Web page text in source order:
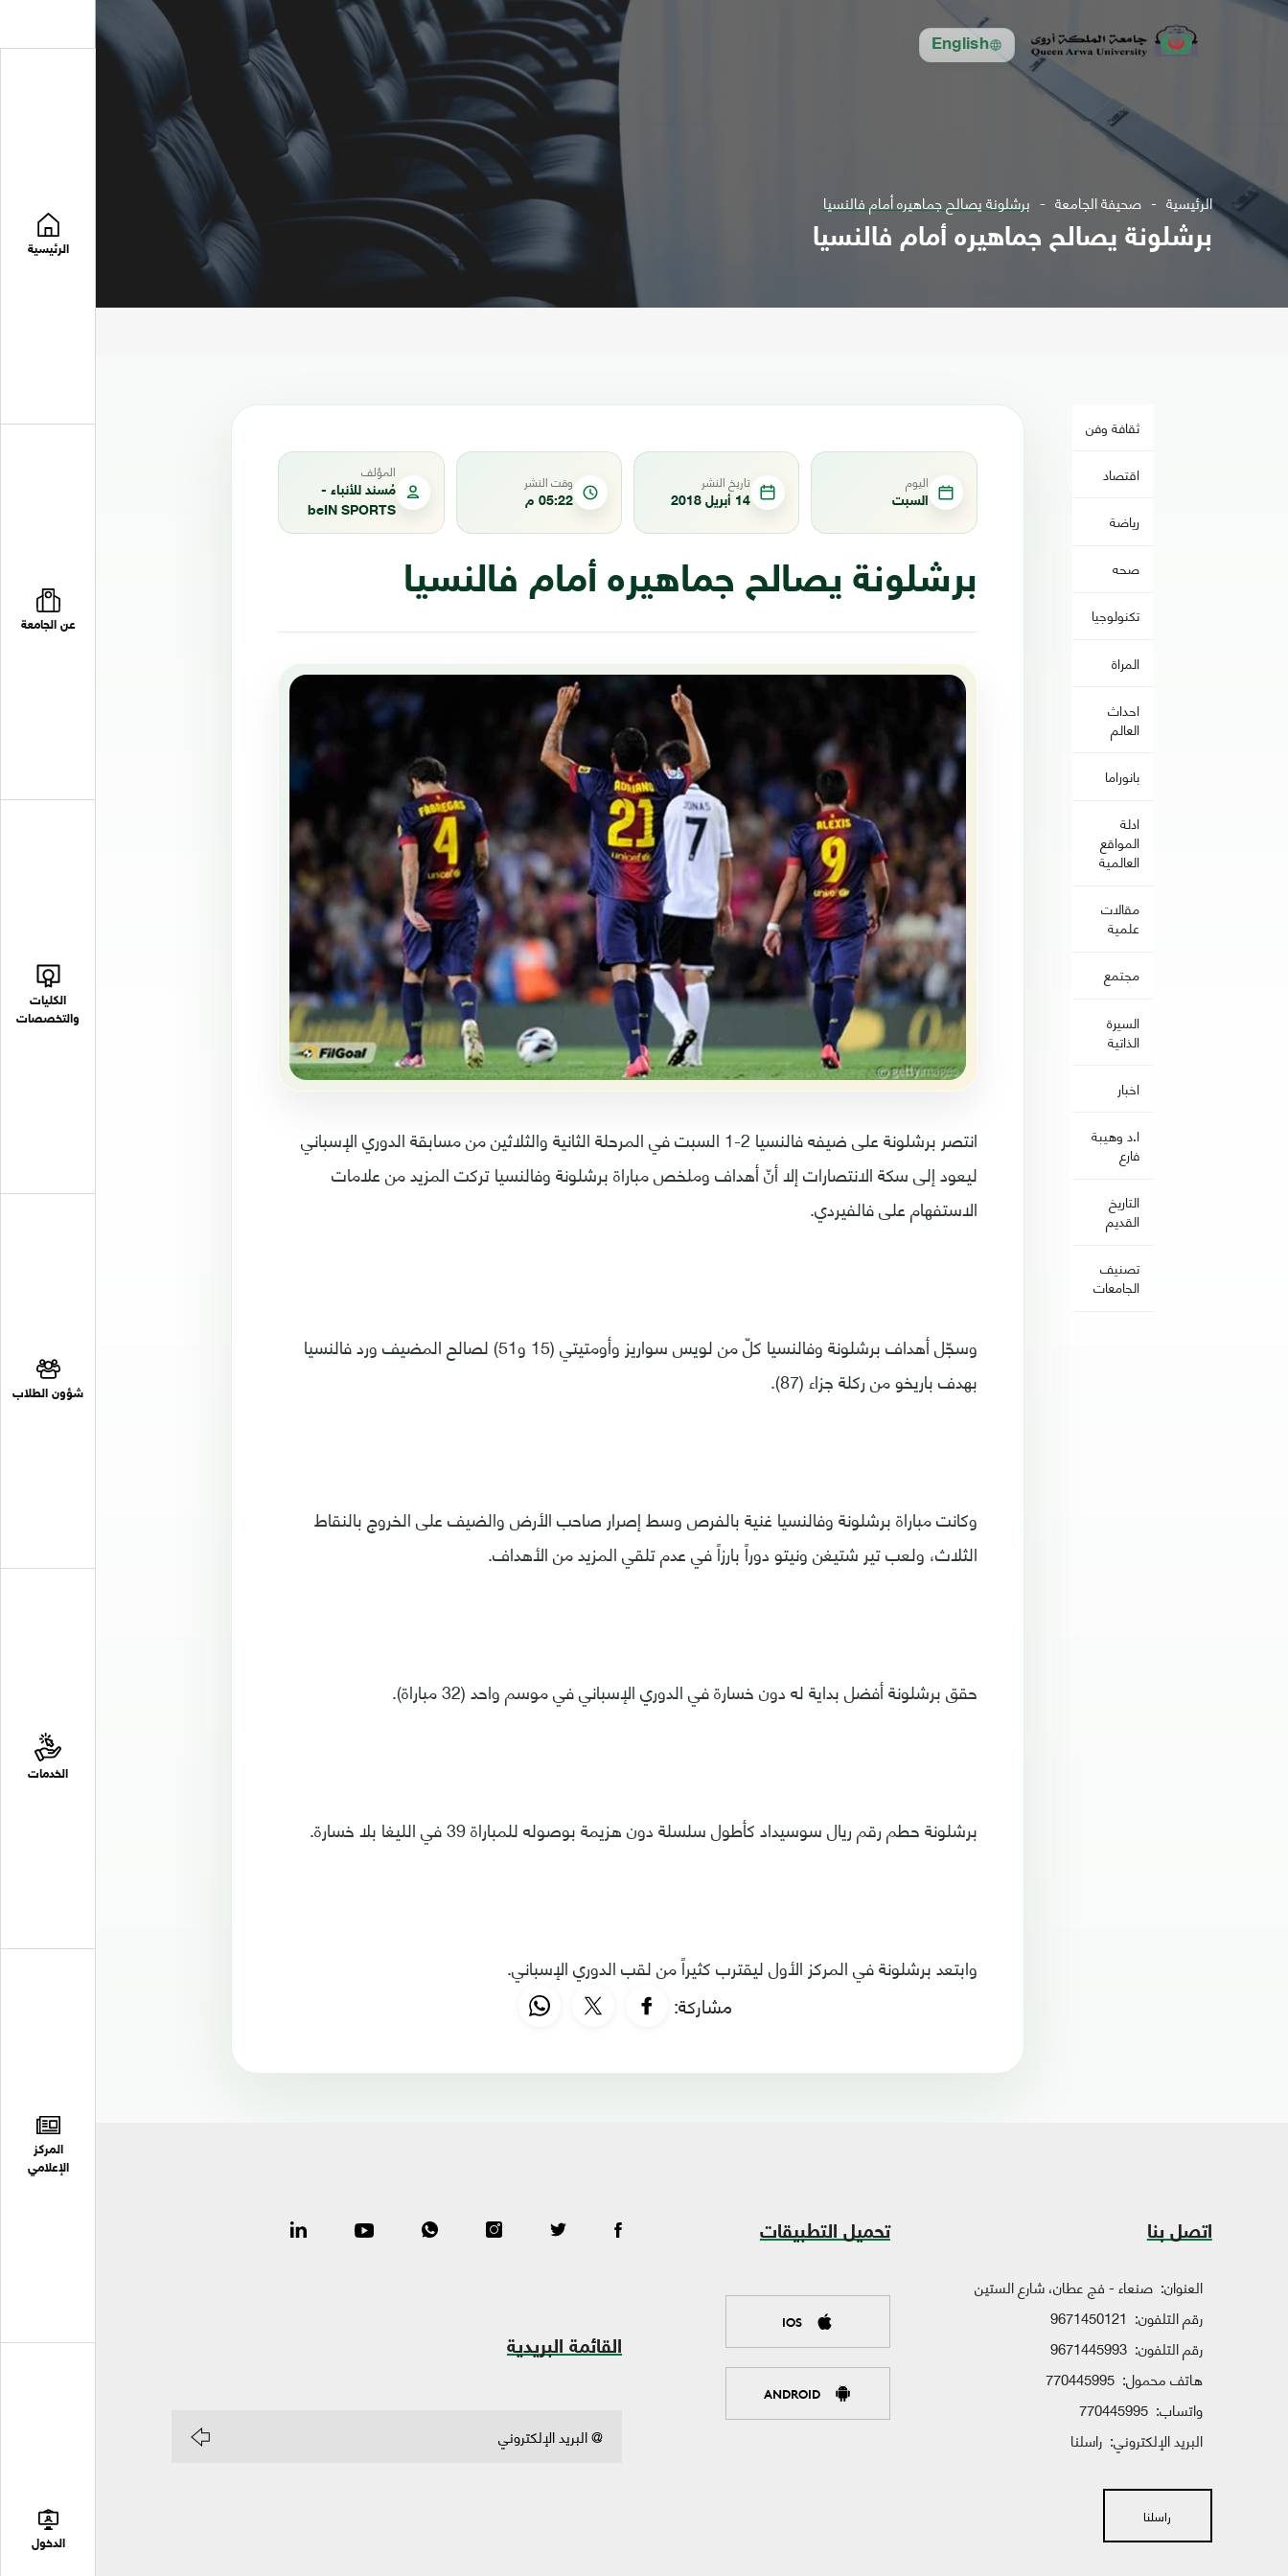
English
الرئيسية
عن الجامعة
الكليات
والتخصصات
شؤون الطلاب
الخدمات
المركز
الإعلامي
الدخول
الرئيسية صحيفة الجامعة برشلونة يصالح جماهيره أمام فالنسيا
برشلونة يصالح جماهيره أمام فالنسيا
ثقافة وفن
اقتصاد
رياضة
صحه
تكنولوجيا
المراة
احداث
العالم
بانوراما
ادلة
المواقع
العالمية
مقالات
علمية
مجتمع
السيرة
الذاتية
اخبار
ا.د وهيبة
فارع
التاريخ
القديم
تصنيف
الجامعات
اليوم
السبت
تاريخ النشر
14 أبريل 2018
وقت النشر
05:22 م
المؤلف
مُسند للأنباء -
beIN SPORTS
برشلونة يصالح جماهيره أمام فالنسيا
انتصر برشلونة على ضيفه فالنسيا 2-1 السبت في المرحلة الثانية والثلاثين من مسابقة الدوري الإسباني
ليعود إلى سكة الانتصارات إلا أنّ أهداف وملخص مباراة برشلونة وفالنسيا تركت المزيد من علامات
الاستفهام على فالفيردي.
وسجّل أهداف برشلونة وفالنسيا كلّ من لويس سواريز وأومتيتي (15 و51) لصالح المضيف ورد فالنسيا
بهدف باريخو من ركلة جزاء (87).
وكانت مباراة برشلونة وفالنسيا غنية بالفرص وسط إصرار صاحب الأرض والضيف على الخروج بالنقاط
الثلاث، ولعب تير شتيغن ونيتو دوراً بارزاً في عدم تلقي المزيد من الأهداف.
حقق برشلونة أفضل بداية له دون خسارة في الدوري الإسباني في موسم واحد (32 مباراة).
برشلونة حطم رقم ريال سوسيداد كأطول سلسلة دون هزيمة بوصوله للمباراة 39 في الليغا بلا خسارة.
وابتعد برشلونة في المركز الأول ليقترب كثيراً من لقب الدوري الإسباني.
مشاركة:
اتصل بنا
العنوان: صنعاء - فج عطان، شارع الستين
رقم التلفون: 9671450121
رقم التلفون: 9671445993
هاتف محمول: 770445995
واتساب: 770445995
البريد الإلكتروني: راسلنا
راسلنا
تحميل التطبيقات
IOS
ANDROID
القائمة البريدية